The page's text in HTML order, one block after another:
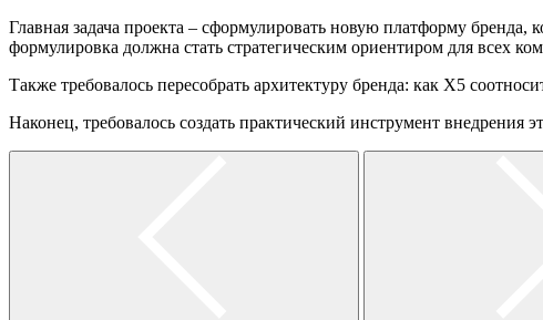
Главная задача проекта – сформулировать новую платформу бренда,
формулировка должна стать стратегическим ориентиром для всех
Также требовалось пересобрать архитектуру бренда: как X5
Наконец, требовалось создать практический инструмент